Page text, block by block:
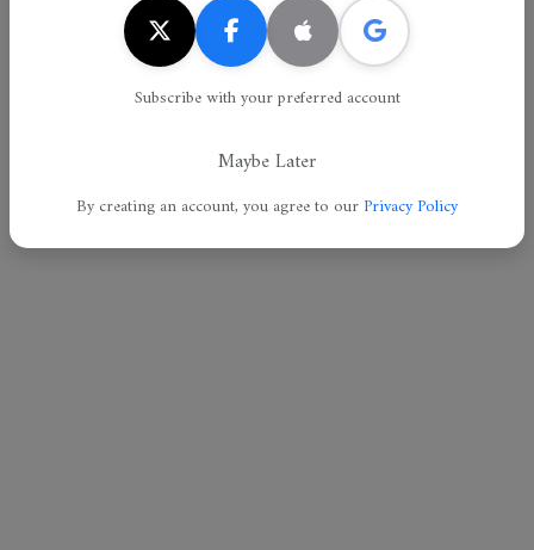
Subscribe with your preferred account
Maybe Later
By creating an account, you agree to our Privacy Policy